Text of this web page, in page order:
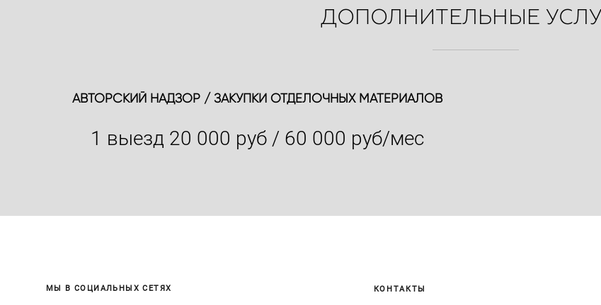
ДОПОЛНИТЕЛЬНЫЕ
АВТОРСКИЙ НАДЗОР / ЗАКУПКИ ОТДЕЛОЧНЫХ МАТЕРИАЛОВ
1 выезд 20 000 руб / 60 000 руб/мес
МЫ В СОЦИАЛЬНЫХ СЕТЯХ КОНТАКТЫ